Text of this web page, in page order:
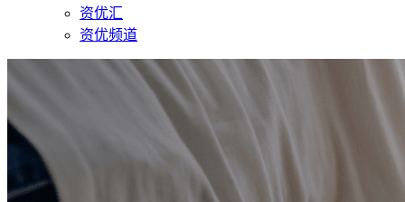
资优汇
资优频道